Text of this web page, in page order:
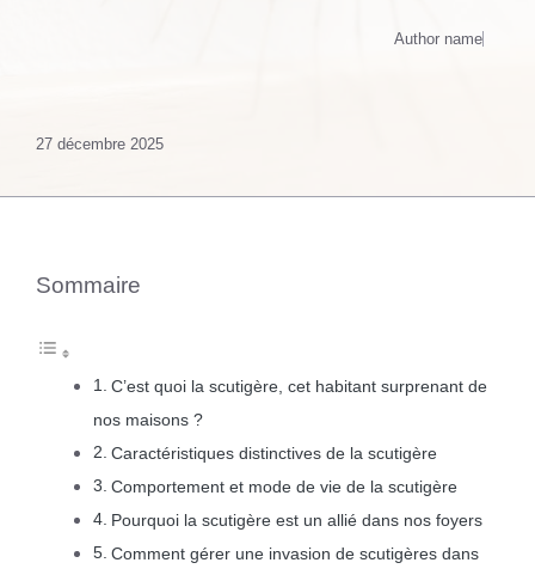
Author name
27 décembre 2025
Sommaire
C’est quoi la scutigère, cet habitant surprenant de
nos maisons ?
Caractéristiques distinctives de la scutigère
Comportement et mode de vie de la scutigère
Pourquoi la scutigère est un allié dans nos foyers
Comment gérer une invasion de scutigères dans